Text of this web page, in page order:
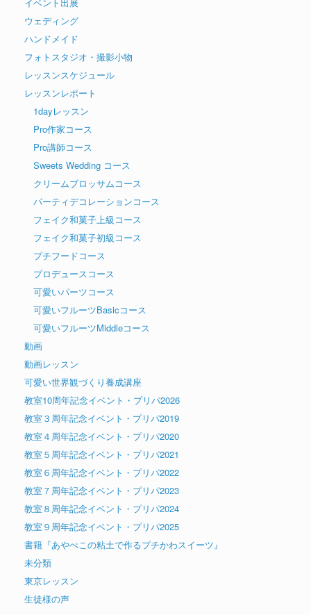
ウェディング
ハンドメイド
フォトスタジオ・撮影小物
レッスンスケジュール
レッスンレポート
1dayレッスン
Pro作家コース
Pro講師コース
Sweets Wedding コース
クリームブロッサムコース
パーティデコレーションコース
フェイク和菓子上級コース
フェイク和菓子初級コース
プチフードコース
プロデュースコース
可愛いパーツコース
可愛いフルーツBasicコース
可愛いフルーツMiddleコース
動画
動画レッスン
可愛い世界観づくり養成講座
教室10周年記念イベント・プリパ2026
教室３周年記念イベント・プリパ2019
教室４周年記念イベント・プリパ2020
教室５周年記念イベント・プリパ2021
教室６周年記念イベント・プリパ2022
教室７周年記念イベント・プリパ2023
教室８周年記念イベント・プリパ2024
教室９周年記念イベント・プリパ2025
書籍『あやぺこの粘土で作るプチかわスイーツ』
未分類
東京レッスン
生徒様の声